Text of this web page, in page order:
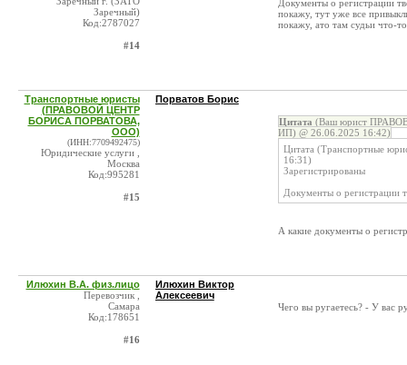
Заречный)
Код:2787027
#14
Документы о регистрации
покажу, тут уже все
покажу, ато там судьи что-
Транспортные юристы
(ПРАВОВОЙ ЦЕНТР
БОРИСА ПОРВАТОВА,
ООО)
(ИНН:7709492475)
Юридические услуги ,
Москва
Код:995281
#15
Порватов Борис
Цитата (Ваш юрист
ИП) @ 26.06.2025 16:42)
Цитата (Транспортные
16:31)
Зарегистрированы
Документы о регистрации
А какие документы о
Илюхин В.А. физ.лицо
Перевозчик ,
Самара
Код:178651
#16
Илюхин Виктор
Алексеевич
Чего вы ругаетесь? - У вас